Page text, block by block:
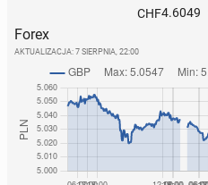
CHF4.6049
Forex
AKTUALIZACJA: 7 SIERPNIA, 22:00